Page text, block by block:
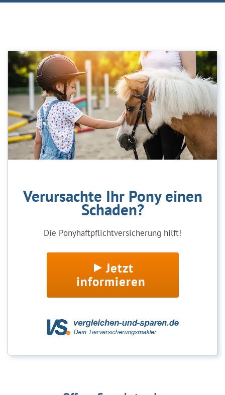
Verursachte Ihr Pony einen
Schaden?
Die Ponyhaftpflichtversicherung hilft!
Jetzt
informieren